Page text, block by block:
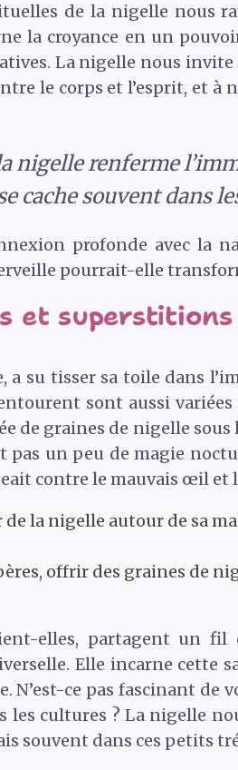
de la nigelle nous
la croyance en un
La nigelle nous
le corps et l’esprit, et
nigelle renferme
cache souvent dans
profonde avec la
pourrait-elle
et
su tisser sa toile dans
sont aussi
de graines de nigelle sous
pas un peu de magie
contre le mauvais œil et
de la nigelle autour de sa
offrir des graines de
elles, partagent un
Elle incarne cette
N’est-ce pas fascinant
les cultures ? La nigelle
souvent dans ces petits